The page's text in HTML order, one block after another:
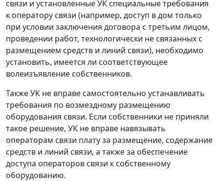
связи и установленные УК специальные требования
к оператору связи (например, доступ в дом только
при условии заключения договора с третьим лицом,
проведении работ, технологически не связанных с
размещением средств и линий связи), необходимо
установить, имеется ли соответствующее
волеизъявление собственников.
Также УК не вправе самостоятельно устанавливать
требования по возмездному размещению
оборудования связи. Если собственники не приняли
такое решение, УК не вправе навязывать
операторам связи плату за размещение, содержание
средств и линий связи, а также за обеспечение
доступа операторов связи к собственному
оборудованию.